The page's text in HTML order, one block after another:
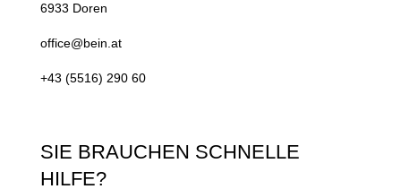
6933 Doren
office@bein.at
+43 (5516) 290 60
SIE BRAUCHEN SCHNELLE
HILFE?